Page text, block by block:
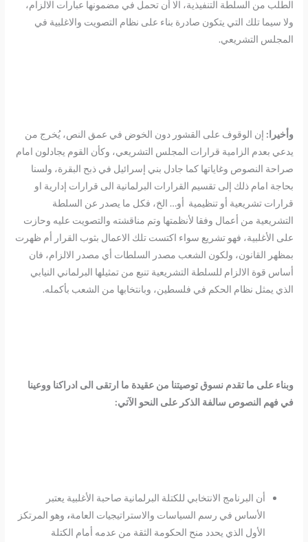
الطلب من السلطة التنفيذية، الا أن تحمل في مضمونها عبارات الالزام،
ولا سيما تلك التي يتكون صادرة بناء على نظام التصويت والاغلبية في
المجلس التشريعي.
وأخيرا: إن الوقوف على القشور دون الخوض في عمق النص، يُخرج من
يدعي بعدم الزامية قرارات المجلس التشريعي، وكأن القوم يجادلون امام
صراحة النصوص وغاياتها كما جادل بني إسرائيل في ذبح البقرة، ولسنا
بحاجة امام ذلك إلى تقسيم القرارات البرلمانية الى قرارات إدارية او
قرارات تشريعية أو تنظيمية أو… الخ، فكل ما يصدر عن السلطة
التشريعية من أعمال وفقا لأنظمتها وتم مناقشته والتصويت عليه وحازت
على الأغلبية، فهو تشريع سواء اكتست تلك الاعمال بثوب القرار أم ظهرت
بمظهر القانون، ولكون الشعب مصدر السلطات أي مصدر الالزام، فان
أساس قوة الالزام للسلطة التشريعية تنبع من تمثيلها البرلماني النيابي
الذي يمثل نظام الحكم في فلسطين، وبانتخابها من الشعب بأكمله.
وبناء على ما تقدم نسوق توصيتنا من عقيدة ما ارتقى الى ادراكنا ووعينا
في فهم النصوص سالفة الذكر على النحو الآتي:
أن البرنامج الانتخابي للكتلة البرلمانية صاحبة الأغلبية يعتبر
الأساس في رسم السياسات والاستراتيجيات العامة، وهو المرتكز
الأول الذي يحدد منح الحكومة الثقة من عدمه أمام الكتلة